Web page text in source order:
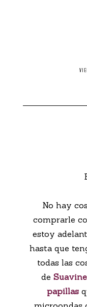
No hay
comprarle
estoy
hasta que
todas las
de
papillas